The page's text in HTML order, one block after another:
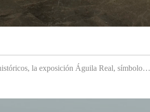
la exposición Águila Real, símbolo…